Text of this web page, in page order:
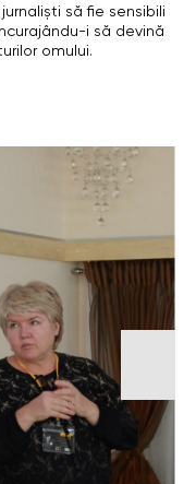
să fie sensibili
i să devină
omului.